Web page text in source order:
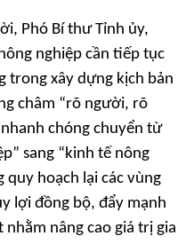
Phó Bí thư Tỉnh ủy,
nghiệp cần tiếp tục
trong xây dựng kịch bản
châm “rõ người, rõ
chóng chuyển từ
sang “kinh tế nông
quy hoạch lại các vùng
lợi đồng bộ, đẩy mạnh
nâng cao giá trị gia